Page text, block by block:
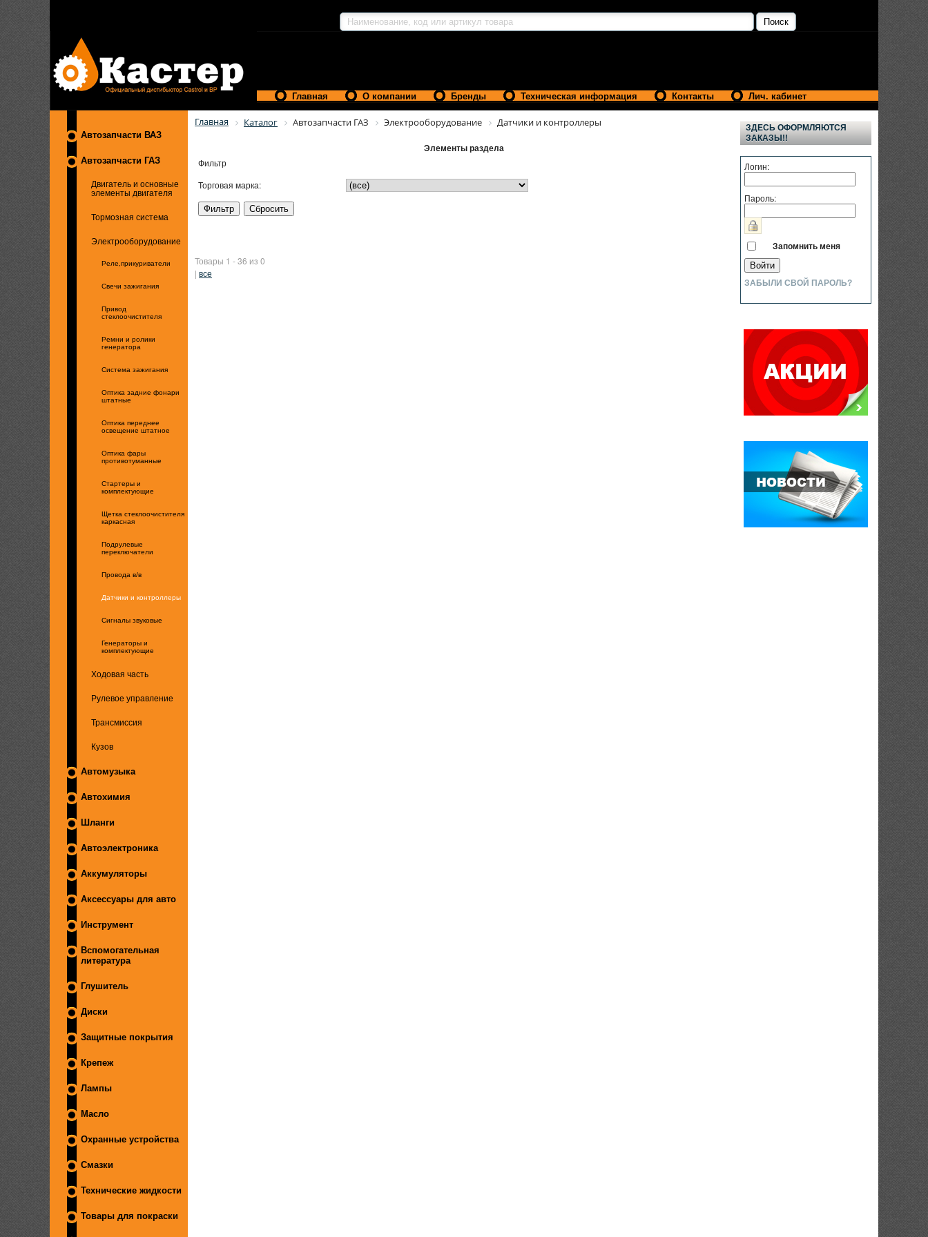
Главная О компании Бренды Техническая информация Контакты Лич. кабинет
Автозапчасти ВАЗ
Автозапчасти ГАЗ
Двигатель и основные
элементы двигателя
Тормозная система
Электрооборудование
Реле,прикуриватели
Свечи зажигания
Привод
стеклоочистителя
Ремни и ролики
генератора
Система зажигания
Оптика задние фонари
штатные
Оптика переднее
освещение штатное
Оптика фары
противотуманные
Стартеры и
комплектующие
Щетка стеклоочистителя
каркасная
Подрулевые
переключатели
Провода в/в
Датчики и контроллеры
Сигналы звуковые
Генераторы и
комплектующие
Ходовая часть
Рулевое управление
Трансмиссия
Кузов
Автомузыка
Автохимия
Шланги
Автоэлектроника
Аккумуляторы
Аксессуары для авто
Инструмент
Вспомогательная
литература
Глушитель
Диски
Защитные покрытия
Крепеж
Лампы
Масло
Охранные устройства
Смазки
Технические жидкости
Товары для покраски
Главная Каталог Автозапчасти ГАЗ Электрооборудование Датчики и контроллеры
Элементы раздела
Фильтр
Торговая марка:
Товары 1 - 36 из 0
| все
ЗДЕСЬ ОФОРМЛЯЮТСЯ
ЗАКАЗЫ!!
Логин:
Пароль:
Запомнить меня
ЗАБЫЛИ СВОЙ ПАРОЛЬ?